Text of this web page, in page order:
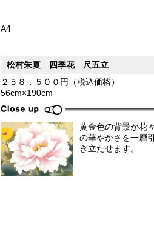
A4
松村朱夏 四季花 尺五立
２５８，５００円（税込価格）
56cm×190cm
黄金色の背景が花
の華やかさを一層
き立たせます。